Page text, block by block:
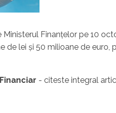
Finanţelor pe 10
de lei şi 50 milioane de
- citeste integral